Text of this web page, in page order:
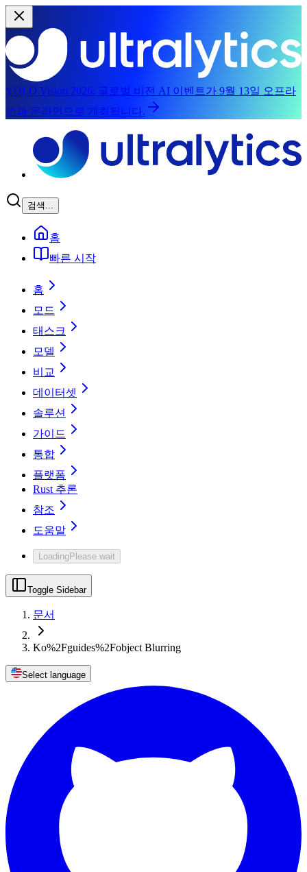
YOLO Vision 2026: 글로벌 비전 AI 이벤트가 9월 13일 오프라
인과 온라인으로 개최됩니다.
검색...
홈
빠른 시작
홈
모드
태스크
모델
비교
데이터셋
솔루션
가이드
통합
플랫폼
Rust 추론
참조
도움말
LoadingPlease wait
Toggle Sidebar
문서
Ko%2Fguides%2Fobject Blurring
Select language